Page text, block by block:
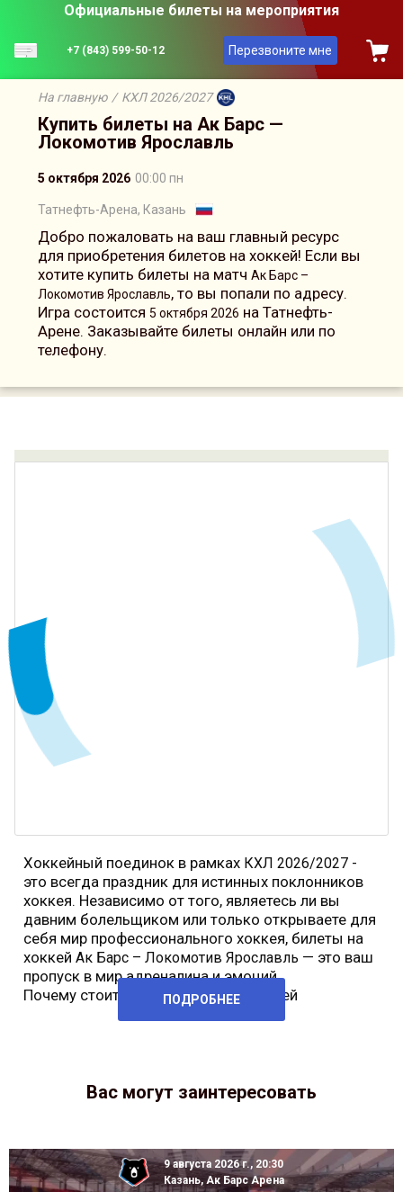
Официальные билеты на мероприятия
+7 (843) 599-50-12 Перезвоните мне
На главную / КХЛ 2026/2027
Купить билеты на Ак Барс —
Локомотив Ярославль
5 октября 2026 00:00 пн
Татнефть-Арена, Казань
Добро пожаловать на ваш главный ресурс
для приобретения билетов на хоккей! Если вы
хотите купить билеты на матч Ак Барс –
Локомотив Ярославль, то вы попали по адресу.
Игра состоится 5 октября 2026 на Татнефть-
Арене. Заказывайте билеты онлайн или по
телефону.
Хоккейный поединок в рамках КХЛ 2026/2027 -
это всегда праздник для истинных поклонников
хоккея. Независимо от того, являетесь ли вы
давним болельщиком или только открываете для
себя мир профессионального хоккея, билеты на
хоккейАк Барс – Локомотив Ярославль — это ваш
пропуск в мир адреналина и эмоций.
Почему стоит купить билеты на хоккей
ПОДРОБНЕЕ
Вас могут заинтересовать
9 августа 2026 г., 20:30
Казань, Ак Барс Арена